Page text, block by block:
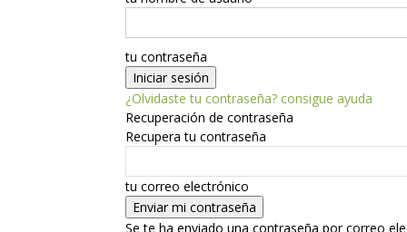
tu contraseña
¿Olvidaste tu contraseña? consigue ayuda
Recuperación de contraseña
Recupera tu contraseña
tu correo electrónico
Se te ha enviado una contraseña por correo